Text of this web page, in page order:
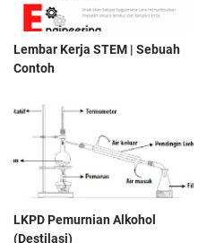
Lembar Kerja STEM | Sebuah
Contoh
LKPD Pemurnian Alkohol
(Destilasi)